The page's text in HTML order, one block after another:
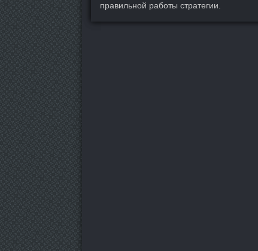
правильной работы стратегии.